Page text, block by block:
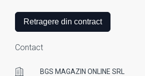
Retragere din contract
Contact
BGS MAGAZIN ONLINE SRL